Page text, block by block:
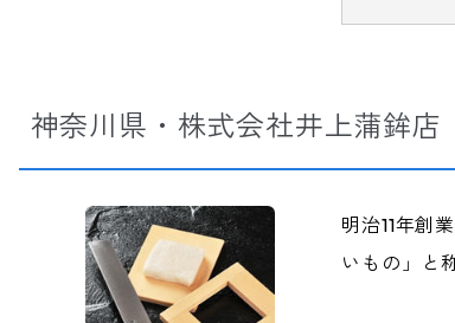
神奈川県・株式会社井上蒲鉾店
明治11年創
いもの」と